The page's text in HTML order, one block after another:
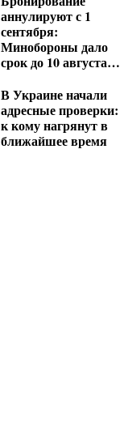
аннулируют с 1
сентября:
Минобороны дало
срок до 10 августа
предприятий
В Украине начали
адресные проверки:
к кому нагрянут в
ближайшее время